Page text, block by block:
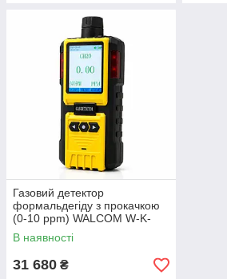
Газовий детектор
формальдегіду з прокачкою
(0-10 ppm) WALCOM W-K-
600 (CH2O)
В наявності
31 680 ₴